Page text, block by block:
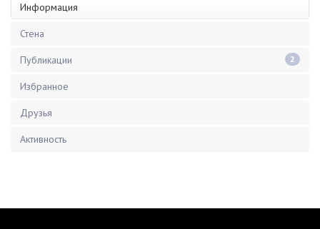
Информация
Стена
Публикации 2
Избранное
Друзья
Активность